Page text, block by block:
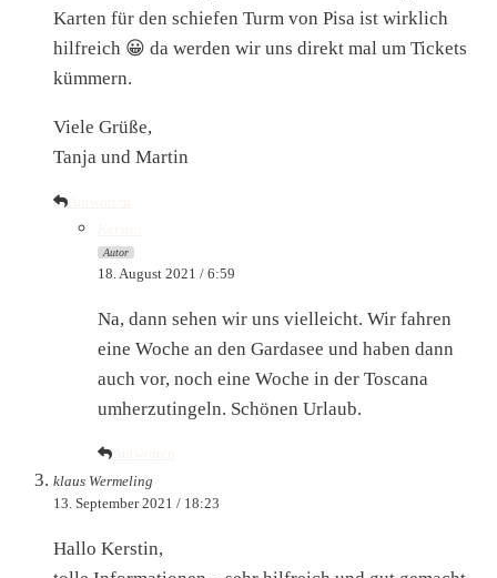
Karten für den schiefen Turm von Pisa ist wirklich
hilfreich 😀 da werden wir uns direkt mal um Tickets
kümmern.
Viele Grüße,
Tanja und Martin
Autor
18. August 2021 / 6:59
Na, dann sehen wir uns vielleicht. Wir fahren
eine Woche an den Gardasee und haben dann
auch vor, noch eine Woche in der Toscana
umherzutingeln. Schönen Urlaub.
klaus Wermeling
13. September 2021 / 18:23
Hallo Kerstin,